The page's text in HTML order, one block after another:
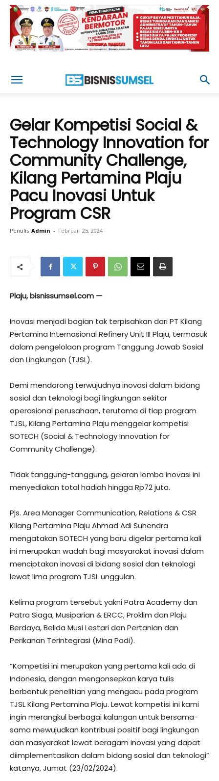
Gelar Kompetisi Social &
Technology Innovation for
Community Challenge,
Kilang Pertamina Plaju
Pacu Inovasi Untuk
Program CSR
Penulis Admin - Februari 25, 2024
Plaju, bisnissumsel.com —
Inovasi menjadi bagian tak terpisahkan dari PT Kilang
Pertamina Internasional Refinery Unit III Plaju, termasuk
dalam pengelolaan program Tanggung Jawab Sosial
dan Lingkungan (TJSL).
Demi mendorong terwujudnya inovasi dalam bidang
sosial dan teknologi bagi lingkungan sekitar
operasional perusahaan, terutama di tiap program
TJSL, Kilang Pertamina Plaju menggelar kompetisi
SOTECH (Social & Technology Innovation for
Community Challenge).
Tidak tanggung-tanggung, gelaran lomba inovasi ini
menyediakan total hadiah hingga Rp72 juta.
Pjs. Area Manager Communication, Relations & CSR
Kilang Pertamina Plaju Ahmad Adi Suhendra
mengatakan SOTECH yang baru digelar pertama kali
ini merupakan wadah bagi masyarakat inovasi dalam
menciptakan inovasi di bidang sosial dan teknologi
lewat lima program TJSL unggulan.
Kelima program tersebut yakni Patra Academy dan
Patra Siaga, Musiparian & ERCC, Proklim dan Plaju
Berdaya, Belida Musi Lestari dan Pertanian dan
Perikanan Terintegrasi (Mina Padi).
“Kompetisi ini merupakan yang pertama kali ada di
Indonesia, dengan mengonsepkan karya tulis
berbentuk penelitian yang mengacu pada program
TJSL Kilang Pertamina Plaju. Lewat kompetisi ini kami
ingin merangkul berbagai kalangan untuk bersama-
sama mewujudkan kontribusi positif bagi lingkungan
dan masyarakat lewat beragam inovasi yang dapat
diimplementasikan dalam bidang sosial dan teknologi”
katanya, Jumat (23/02/2024).